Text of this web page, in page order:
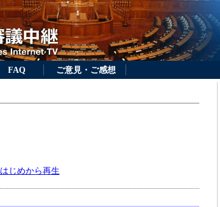
FAQ ご意見・ご感想
はじめから再生